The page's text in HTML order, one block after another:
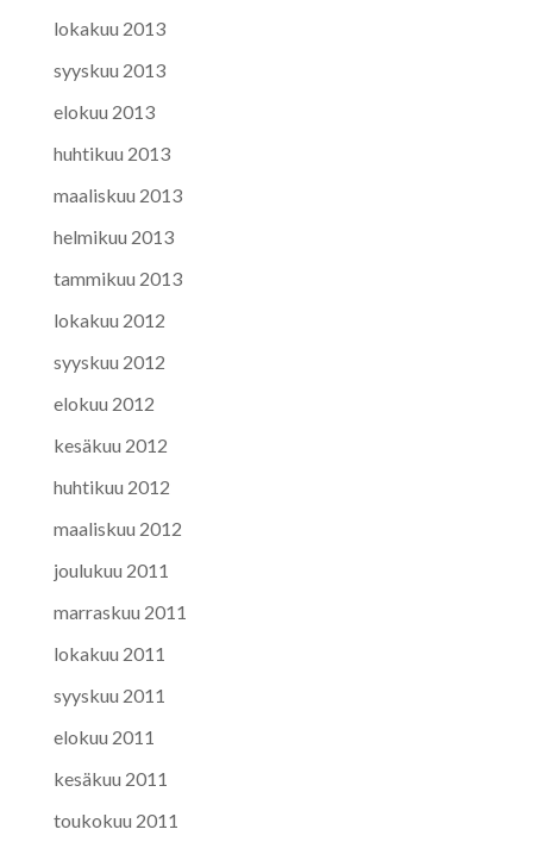
lokakuu 2013
syyskuu 2013
elokuu 2013
huhtikuu 2013
maaliskuu 2013
helmikuu 2013
tammikuu 2013
lokakuu 2012
syyskuu 2012
elokuu 2012
kesäkuu 2012
huhtikuu 2012
maaliskuu 2012
joulukuu 2011
marraskuu 2011
lokakuu 2011
syyskuu 2011
elokuu 2011
kesäkuu 2011
toukokuu 2011